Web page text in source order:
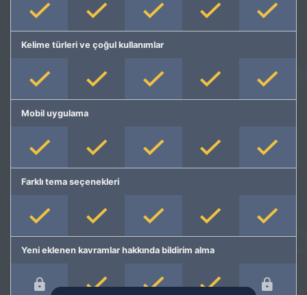
Kelime türleri ve çoğul kullanımlar
Mobil uygulama
Farklı tema seçenekleri
Yeni eklenen kavramlar hakkında bildirim alma